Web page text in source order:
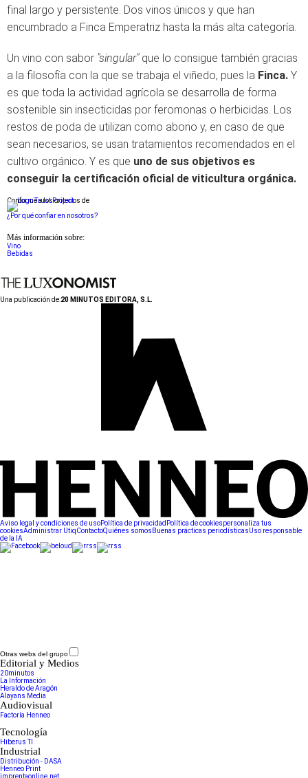
final largo y persistente. Dos vinos únicos y que han
encumbrado a Finca Emperatriz hasta la más alta categoría.
Un vino con sabor "singular" que lo consigue también gracias
a la filosofía con la que se trabaja el viñedo, pues la Finca. Y
es que toda la actividad agrícola se desarrolla de forma
sostenible sin insecticidas por feromonas o herbicidas. Los
restos de poda de utilizan como abono y, en caso de que
sean necesarios, se usan tratamientos recomendados en el
cultivo orgánico. Y es que uno de sus objetivos es
conseguir la certificación oficial de viticultura orgánica.
Conforme a los criterios de
¿Por qué confiar en nosotros?
Más información sobre:
Vino
Bebidas
Una publicación de:20 MINUTOS EDITORA, S.L.
Aviso legal y condiciones de usoPolítica de privacidad Política de cookiespersonaliza tus
cookiesAdministrar UtiqContactoQuiénes somos Buenas prácticas periodísticasUso responsable
de la IA
Otras webs del grupo
Editorial y Medios
20minutos
La Información
Heraldo de Aragón
Alayans Media
Audiovisual
Factoría Henneo
Tecnología
Hiberus TI
Industrial
Distribución - DASA
Henneo Print
imprentaonline.net